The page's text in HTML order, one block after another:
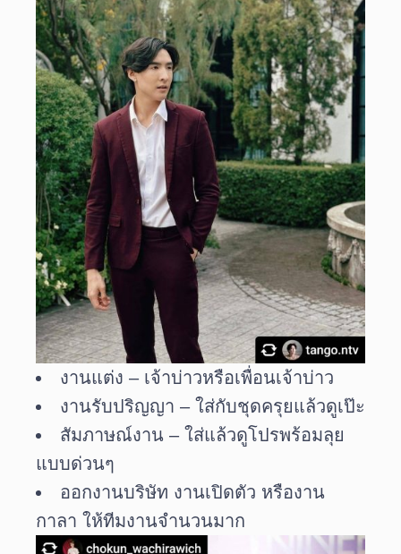
งานแต่ง – เจ้าบ่าวหรือเพื่อนเจ้าบ่าว
งานรับปริญญา – ใส่กับชุดครุยแล้วดูเป๊ะ
สัมภาษณ์งาน – ใส่แล้วดูโปรพร้อมลุย
แบบด่วนๆ
ออกงานบริษัท งานเปิดตัว หรืองาน
กาลา ให้ทีมงานจำนวนมาก